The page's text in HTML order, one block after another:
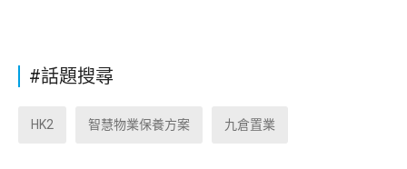
#話題搜尋
HK2 智慧物業保養方案 九倉置業